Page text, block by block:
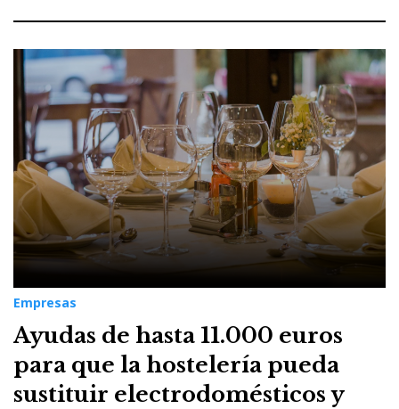
Categoría:
Empresas
Empresas
Ayudas de hasta 11.000 euros
para que la hostelería pueda
sustituir electrodomésticos y